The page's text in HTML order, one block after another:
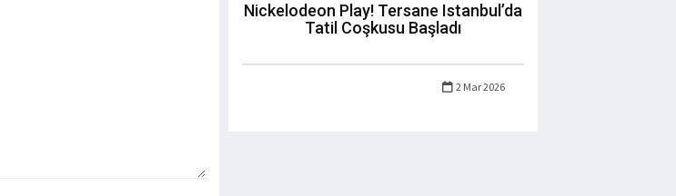
Nickelodeon Play! Tersane Istanbul’da
Tatil Coşkusu Başladı
2 Mar 2026